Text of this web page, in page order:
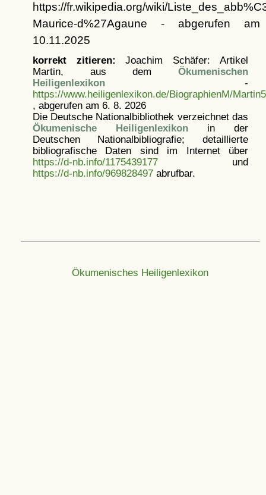
https://fr.wikipedia.org/wiki/
Maurice-d%27Agaune - abgerufen am
10.11.2025
korrekt zitieren: Joachim Schäfer: Artikel
Martin, aus dem Ökumenischen
Heiligenlexikon-
https://www.heiligenlexikon.de/BiographienM/
, abgerufen am 6. 8. 2026
Die Deutsche Nationalbibliothek verzeichnet das
Ökumenische Heiligenlexikonin der
Deutschen Nationalbibliografie; detaillierte
bibliografische Daten sind im Internet über
https://d-nb.info/1175439177und
https://d-nb.info/969828497abrufbar.
Ökumenisches Heiligenlexikon